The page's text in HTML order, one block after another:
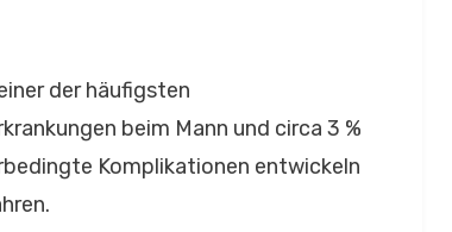
der häufigsten
beim Mann und circa 3 %
Komplikationen entwickeln